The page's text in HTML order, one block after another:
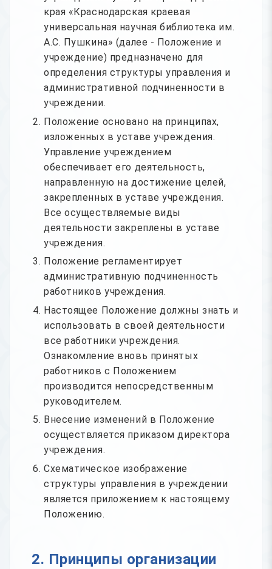
края «Краснодарская краевая
универсальная научная библиотека им.
А.С. Пушкина» (далее - Положение и
учреждение) предназначено для
определения структуры управления и
административной подчиненности в
учреждении.
Положение основано на принципах,
изложенных в уставе учреждения.
Управление учреждением
обеспечивает его деятельность,
направленную на достижение целей,
закрепленных в уставе учреждения.
Все осуществляемые виды
деятельности закреплены в уставе
учреждения.
Положение регламентирует
административную подчиненность
работников учреждения.
Настоящее Положение должны знать и
использовать в своей деятельности
все работники учреждения.
Ознакомление вновь принятых
работников с Положением
производится непосредственным
руководителем.
Внесение изменений в Положение
осуществляется приказом директора
учреждения.
Схематическое изображение
структуры управления в учреждении
является приложением к настоящему
Положению.
2. Принципы организации